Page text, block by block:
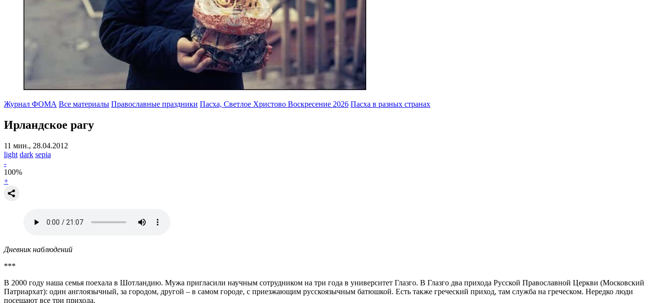
Журнал ФОМА Все материалы Православные праздники Пасха, Светлое Христово Воскресение 2026 Пасха в разных странах
Ирландское рагу
11 мин., 28.04.2012
light dark sepia
-
100%
+
Дневник наблюдений
***
В 2000 году наша семья поехала в Шотландию. Мужа пригласили научным сотрудником на три года в университет Глазго. В Глазго два прихода Русской Православной Церкви (Московский
Патриархат): один англоязычный, за городом, другой – в самом городе, с приезжающим русскоязычным батюшкой. Есть также греческий приход, там служба на греческом. Нередко люди
посещают все три прихода.